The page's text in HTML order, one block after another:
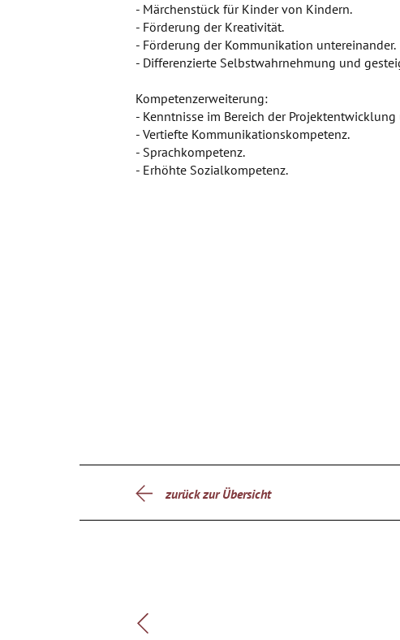
- Märchenstück für Kinder von Kindern.
- Förderung der Kreativität.
- Förderung der Kommunikation untereinander.
- Differenzierte Selbstwahrnehmung und
Kompetenzerweiterung:
- Kenntnisse im Bereich der
- Vertiefte Kommunikationskompetenz.
- Sprachkompetenz.
- Erhöhte Sozialkompetenz.
zurück zur Übersicht